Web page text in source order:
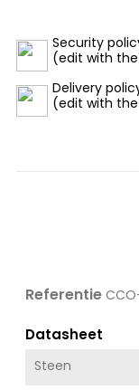
Security
(edit with
Delivery
(edit with
Referentie
Datasheet
Steen